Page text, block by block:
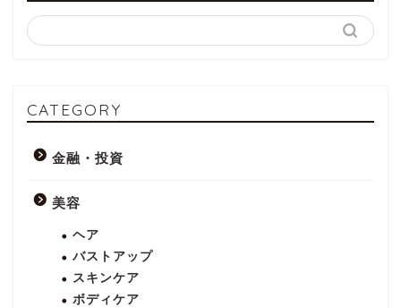
CATEGORY
金融・投資
美容
ヘア
バストアップ
スキンケア
ボディケア